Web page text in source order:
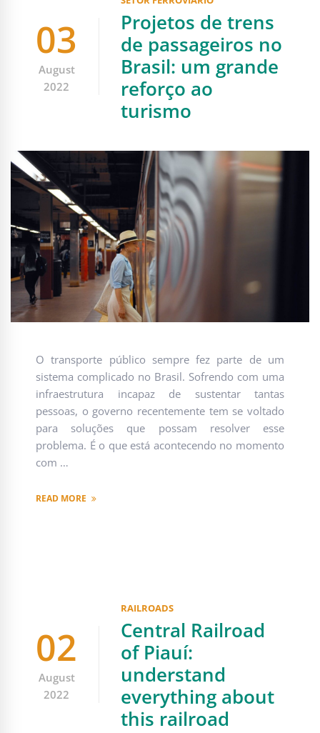
03
August
2022
Projetos de trens
de passageiros no
Brasil: um grande
reforço ao
turismo
O transporte público sempre fez parte de um
sistema complicado no Brasil. Sofrendo com uma
infraestrutura incapaz de sustentar tantas
pessoas, o governo recentemente tem se voltado
para soluções que possam resolver esse
problema. É o que está acontecendo no momento
com …
READ MORE
02
August
2022
RAILROADS
Central Railroad
of Piauí:
understand
everything about
this railroad